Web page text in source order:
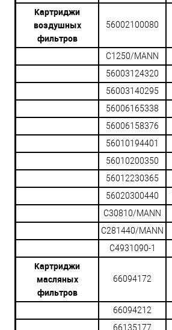
Картриджи
воздушных
фильтров
56002100080
С1250/MANN
56003124320
56003140295
56006165338
56006158376
56010194401
56010200350
56012230365
56020300440
С30810/MANN
С281440/MANN
С4931090-1
Картриджи
масляных
фильтров
66094172
66094212
66135177